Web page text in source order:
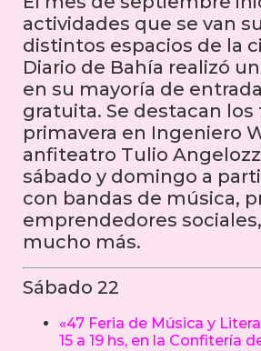
actividades que se van
distintos espacios de la
Diario de Bahía realizó
en su mayoría de
gratuita. Se destacan los
primavera en Ingeniero
anfiteatro Tulio
sábado y domingo a
con bandas de música,
emprendedores
mucho más.
Sábado 22
«47 Feria de Música y
15 a 19 hs, en la Confitería